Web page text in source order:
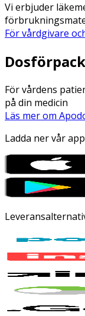
Vi erbjuder
För vårdgivare
För vårdens
på din medicin
Läs mer om
Ladda ner vår app